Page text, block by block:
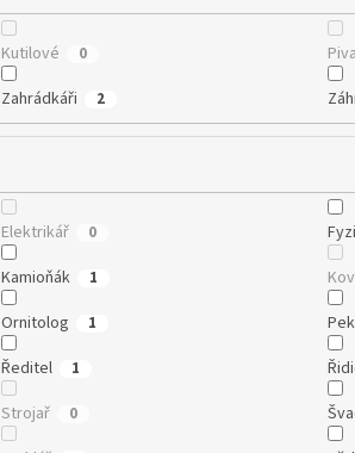
Kutilové 0
Zahrádkáři 2
Elektrikář 0
Kamioňák 1
Ornitolog 1
Ředitel 1
Strojař 0